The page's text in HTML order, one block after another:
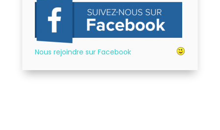
Nous rejoindre sur Facebook